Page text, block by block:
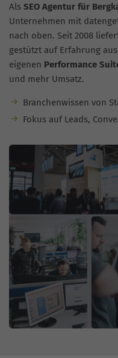
Als SEO Agentur für
Unternehmen mit
nach oben. Seit 2008
gestützt auf Erfahrung
eigenen Performance
und mehr Umsatz.
Branchenwissen von
Fokus auf Leads,